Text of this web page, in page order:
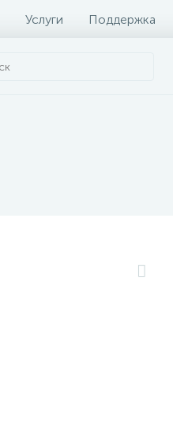
Услуги Поддержка